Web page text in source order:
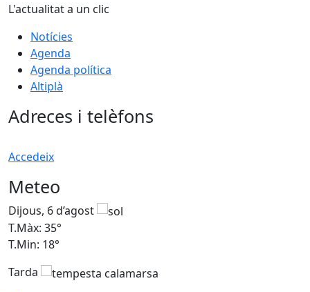
L'actualitat a un clic
Notícies
Agenda
Agenda política
Altiplà
Adreces i telèfons
Accedeix
Meteo
Dijous, 6 d’agost
T.Màx: 35°
T.Min: 18°
Tarda